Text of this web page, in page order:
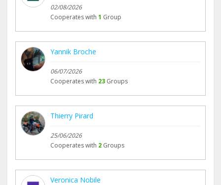
02/08/2026
Cooperates with 1 Group
Yannik Broche
06/07/2026
Cooperates with 23 Groups
Thierry Pirard
25/06/2026
Cooperates with 2 Groups
Veronica Nobile